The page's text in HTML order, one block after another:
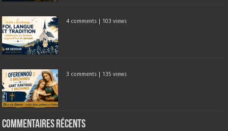
4 comments | 103 views
3 comments | 135 views
Commentaires récents